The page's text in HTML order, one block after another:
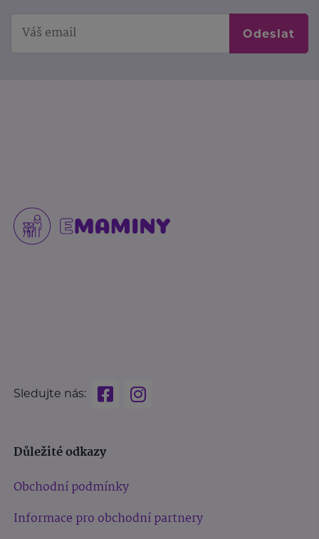
Odeslat
Sledujte nás:
Důležité odkazy
Obchodní podmínky
Informace pro obchodní partnery